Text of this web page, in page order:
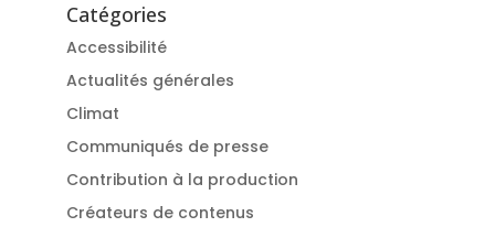
Catégories
Accessibilité
Actualités générales
Climat
Communiqués de presse
Contribution à la production
Créateurs de contenus